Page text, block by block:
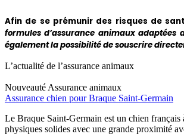
Afin de se prémunir des risques de
formules d’assurance animaux
également la possibilité de souscrire
L’actualité de l’assurance animaux
Nouveauté Assurance animaux
Assurance chien pour Braque Saint-Germain
Le Braque Saint-Germain est un chien français
physiques solides avec une grande proximité